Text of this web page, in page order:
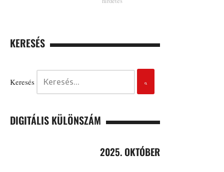
KERESÉS
Keresés
DIGITÁLIS KÜLÖNSZÁM
2025. OKTÓBER